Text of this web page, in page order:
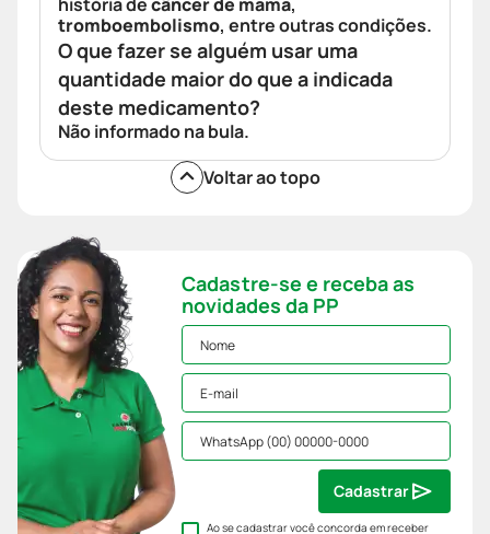
tromboembolismo, entre outras condições.
O que fazer se alguém usar uma
quantidade maior do que a indicada
deste medicamento?
Não informado na bula.
Voltar ao topo
Cadastre-se e receba as
novidades da PP
Ao se cadastrar você concorda em receber
Cadastrar